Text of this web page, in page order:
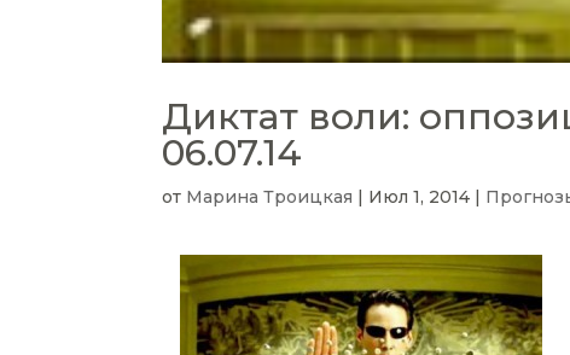
Диктат воли:
06.07.14
от Марина Троицкая | Июл 1, 2014 |